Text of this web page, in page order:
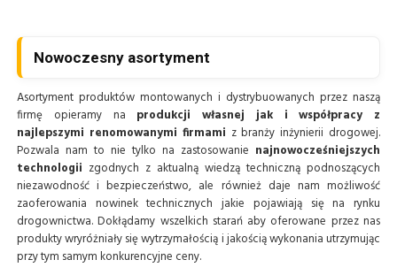
Nowoczesny asortyment
Asortyment produktów montowanych i dystrybuowanych przez naszą
firmę opieramy na produkcji własnej jak i współpracy z
najlepszymi renomowanymi firmami z branży inżynierii drogowej.
Pozwala nam to nie tylko na zastosowanie najnowocześniejszych
technologii zgodnych z aktualną wiedzą techniczną podnoszących
niezawodność i bezpieczeństwo, ale również daje nam możliwość
zaoferowania nowinek technicznych jakie pojawiają się na rynku
drogownictwa. Dokłądamy wszelkich starań aby oferowane przez nas
produkty wryróżniały się wytrzymałością i jakością wykonania utrzymując
przy tym samym konkurencyjne ceny.